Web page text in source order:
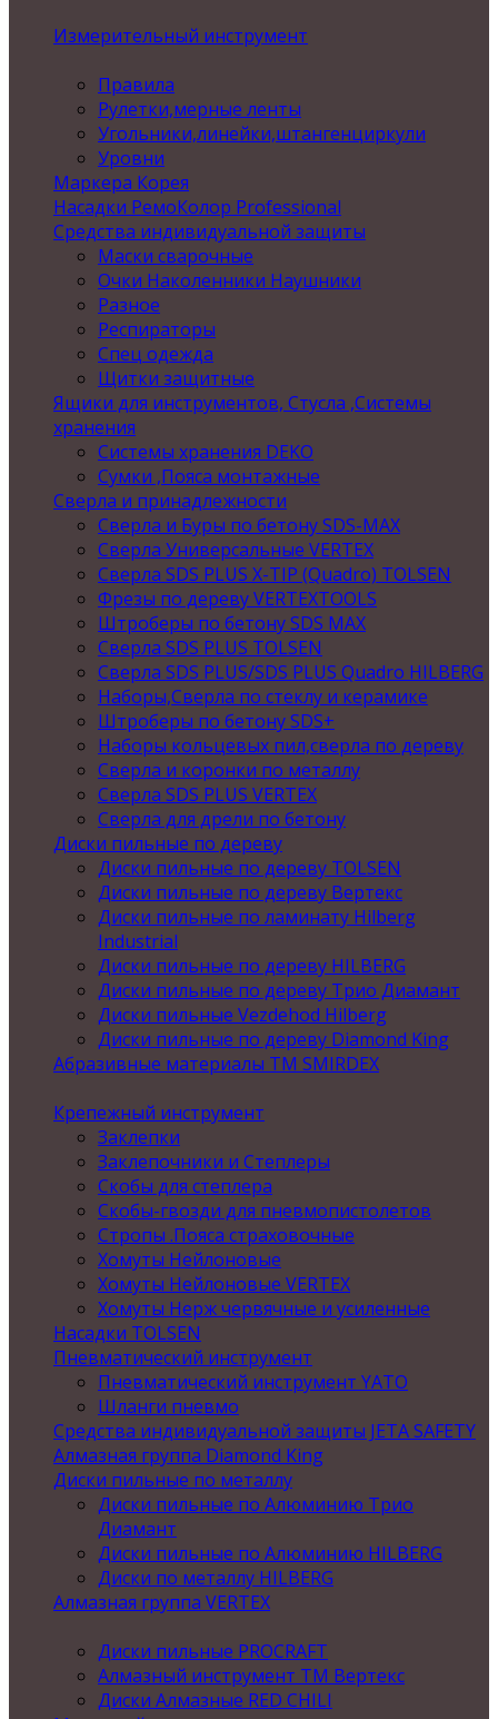
Измерительный инструмент
Правила
Рулетки,мерные ленты
Угольники,линейки,штангенциркули
Уровни
Маркера Корея
Насадки РемоКолор Professional
Средства индивидуальной защиты
Маски сварочные
Очки Наколенники Наушники
Разное
Респираторы
Спец одежда
Щитки защитные
Ящики для инструментов, Стусла ,Системы
хранения
Системы хранения DEKO
Сумки ,Пояса монтажные
Сверла и принадлежности
Сверла и Буры по бетону SDS-MAX
Сверла Универсальные VERTEX
Сверла SDS PLUS X-TIP (Quadro) TOLSEN
Фрезы по дереву VERTEXTOOLS
Штроберы по бетону SDS MAX
Сверла SDS PLUS TOLSEN
Сверла SDS PLUS/SDS PLUS Quadro HILBERG
Наборы,Сверла по стеклу и керамике
Штроберы по бетону SDS+
Наборы кольцевых пил,сверла по дереву
Сверла и коронки по металлу
Сверла SDS PLUS VERTEX
Сверла для дрели по бетону
Диски пильные по дереву
Диски пильные по дереву TOLSEN
Диски пильные по дереву Вертекс
Диски пильные по ламинату Hilberg
Industrial
Диски пильные по дереву HILBERG
Диски пильные по дереву Трио Диамант
Диски пильные Vezdehod Hilberg
Диски пильные по дереву Diamond King
Абразивные материалы ТМ SMIRDEX
Крепежный инструмент
Заклепки
Заклепочники и Степлеры
Скобы для степлера
Скобы-гвозди для пневмопистолетов
Стропы .Пояса страховочные
Хомуты Нейлоновые
Хомуты Нейлоновые VERTEX
Хомуты Нерж червячные и усиленные
Насадки TOLSEN
Пневматический инструмент
Пневматический инструмент YATO
Шланги пневмо
Средства индивидуальной защиты JETA SAFETY
Алмазная группа Diamond King
Диски пильные по металлу
Диски пильные по Алюминию Трио
Диамант
Диски пильные по Алюминию HILBERG
Диски по металлу HILBERG
Алмазная группа VERTEX
Диски пильные PROCRAFT
Алмазный инструмент ТМ Вертекс
Диски Алмазные RED CHILI